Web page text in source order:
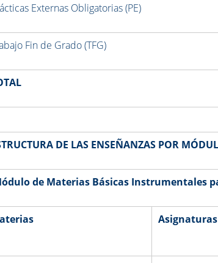
Externas Obligatorias (PE)
Fin de Grado (TFG)
DE LAS ENSEÑANZAS POR
de Materias Básicas Instrumentales
Asignaturas